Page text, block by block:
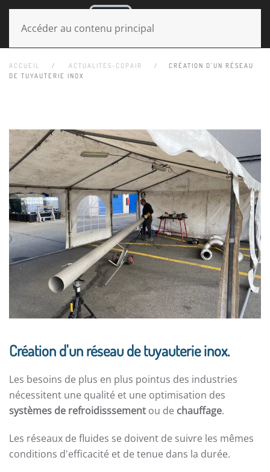
Accéder au contenu principal
ACCUEIL ACTUALITES-COPAIR
CRÉATION D'UN RÉSEAU
DE TUYAUTERIE INOX
Création d'un réseau de tuyauterie inox.
Les besoins de plus en plus pointus des industries
nécessitent une qualité et une optimisation des
systèmes de refroidisssement ou de chauffage.
Les réseaux de fluides se doivent de suivre les mêmes
conditions d'efficacité et de tenue dans la durée.